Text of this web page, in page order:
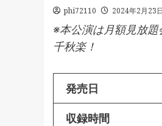
phi72110 2024年2月23日
※本公演は月額見放題
千秋楽！
発売日
収録時間